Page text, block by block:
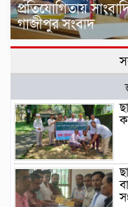
প্রতিযোগিতায়
গাজীপুর সংবাদ